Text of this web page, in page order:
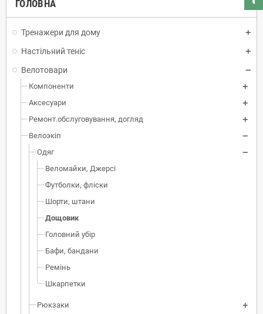
ГОЛОВНА
Тренажери для дому
Настільний теніс
Велотовари
Компоненти
Аксесуари
Ремонт.обслуговування, догляд
Велоэкіп
Одяг
Веломайки, Джерсі
Футболки, фліски
Шорти, штани
Дощовик
Головний убір
Бафи, бандани
Ремінь
Шкарпетки
Рюкзаки